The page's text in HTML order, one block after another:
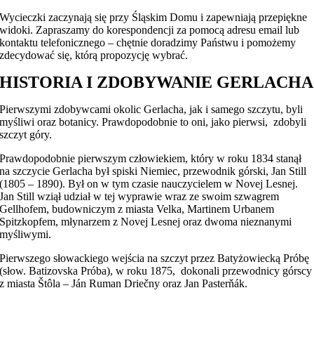
Wycieczki zaczynają się przy Śląskim Domu i zapewniają przepiękne
widoki. Zapraszamy do korespondencji za pomocą adresu email lub
kontaktu telefonicznego – chętnie doradzimy Państwu i pomożemy
zdecydować się, którą propozycję wybrać.
HISTORIA I ZDOBYWANIE GERLACHA
Pierwszymi zdobywcami okolic Gerlacha, jak i samego szczytu, byli
myśliwi oraz botanicy. Prawdopodobnie to oni, jako pierwsi, zdobyli
szczyt góry.
Prawdopodobnie pierwszym człowiekiem, który w roku 1834 stanął
na szczycie Gerlacha był spiski Niemiec, przewodnik górski, Jan Still
(1805 – 1890). Był on w tym czasie nauczycielem w Novej Lesnej.
Jan Still wziął udział w tej wyprawie wraz ze swoim szwagrem
Gellhofem, budowniczym z miasta Velka, Martinem Urbanem
Spitzkopfem, młynarzem z Novej Lesnej oraz dwoma nieznanymi
myśliwymi.
Pierwszego słowackiego wejścia na szczyt przez Batyżowiecką Próbę
(słow. Batizovska Próba), w roku 1875, dokonali przewodnicy górscy
z miasta Štôla – Ján Ruman Driečny oraz Jan Pasterňák.